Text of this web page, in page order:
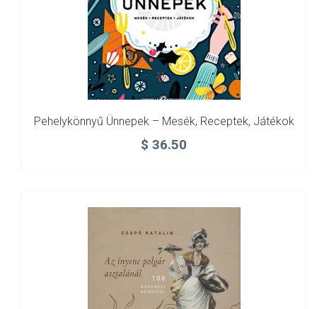
Pehelykönnyű Ünnepek – Mesék, Receptek, Játékok
$ 36.50